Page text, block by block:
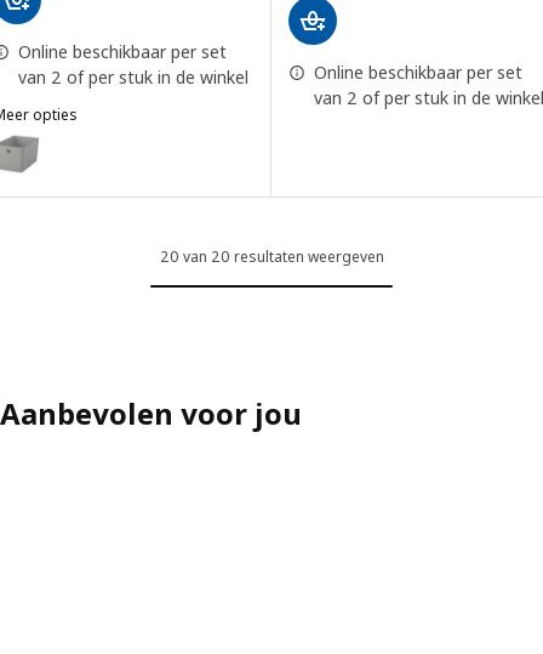
Online beschikbaar per set
van 2 of per stuk in de winkel
opties
KUGGIS, Bak, lichtgrijs, 18x26x15 cm
Online beschikbaar per set
van 2 of per stuk in de winkel
20 van 20 resultaten weergeven
Aanbevolen voor jou